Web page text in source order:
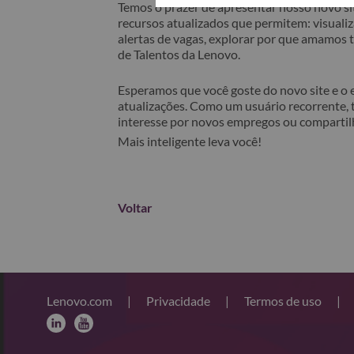
Temos o prazer de apresentar nosso novo
recursos atualizados que permitem:
alertas de vagas, explorar por que
de Talentos da Lenovo.
Esperamos que você goste do novo site e
atualizações. Como um usuário
interesse por novos empregos ou
Mais inteligente leva você!
Voltar
Lenovo.com | Privacidade | Termos de uso |